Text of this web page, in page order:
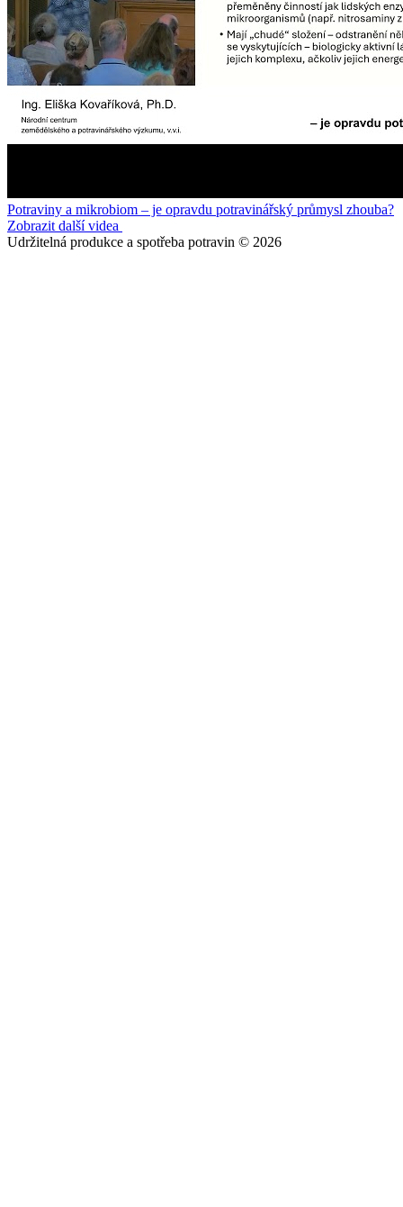
Potraviny a mikrobiom – je opravdu potravinářský průmysl zhouba?
Zobrazit další videa
Udržitelná produkce a spotřeba potravin © 2026